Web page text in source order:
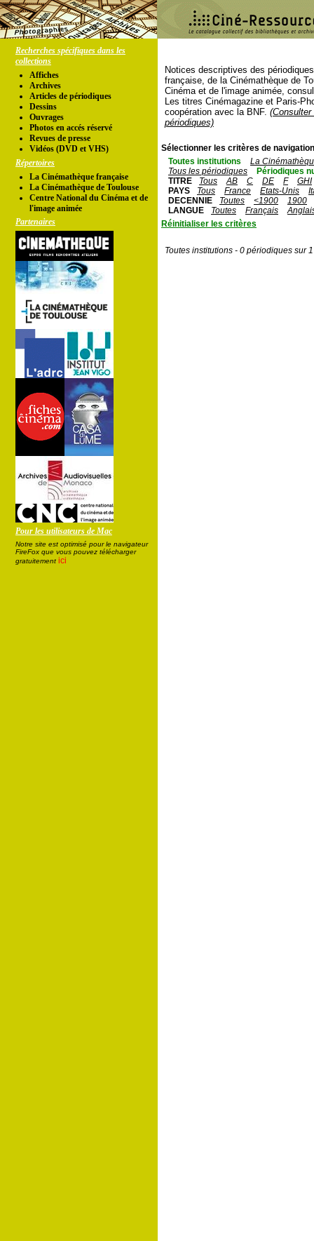
Recherches spécifiques dans les
collections
Affiches
Archives
Articles de périodiques
Dessins
Ouvrages
Photos en accés réservé
Revues de presse
Vidéos (DVD et VHS)
Répertoires
La Cinémathèque française
La Cinémathèque de Toulouse
Centre National du Cinéma et de
l'image animée
Partenaires
Pour les utilisateurs de Mac
Notre site est optimisé pour le navigateur
FireFox que vous pouvez télécharger
gratuitement ici
Notices descriptives des
française, de la Cinémathèque de
Cinéma et de l'image animée,
Les titres Cinémagazine et Paris-
coopération avec la BNF.
périodiques)
Sélectionner les critères de
Toutes institutions
La
Tous les périodiques
Périodiques
TITRE
Tous AB C DE F
GHI
PAYS
Tous France Etats-Unis
DECENNIE
Toutes <1900
1900
LANGUE
Toutes Français
Réinitialiser les critères
Toutes institutions - 0 périodiques sur